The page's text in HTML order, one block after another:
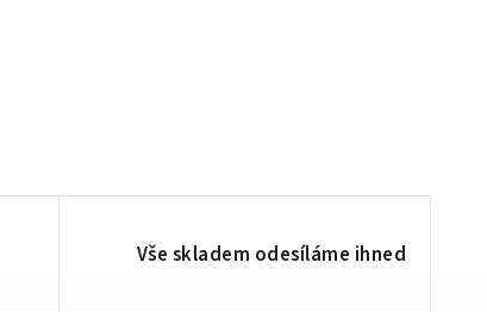
Vše skladem odesíláme ihned